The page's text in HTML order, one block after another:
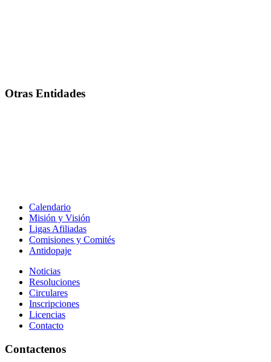
Otras Entidades
Calendario
Misión y Visión
Ligas Afiliadas
Comisiones y Comités
Antidopaje
Noticias
Resoluciones
Circulares
Inscripciones
Licencias
Contacto
Contactenos